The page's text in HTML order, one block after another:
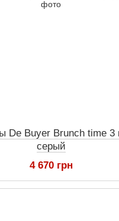
De Buyer Brunch time 3
серый
4 670 грн